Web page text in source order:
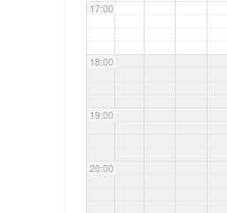
17:00
18:00
19:00
20:00